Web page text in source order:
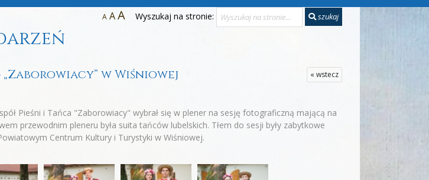
A AA Wyszukaj na stronie: szukaj
« wstecz
– „Zaborowiacy” w Wiśniowej
Pieśni i Tańca "Zaborowiacy" wybrał się w plener na sesję fotograficzną mającą na
przewodnim pleneru była suita tańców lubelskich. Tłem do sesji były zabytkowe
Centrum Kultury i Turystyki w Wiśniowej.